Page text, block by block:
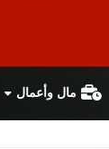
مال وأعمال